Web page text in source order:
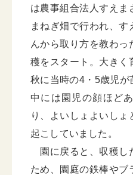
は農事組合法人すえま
まねぎ畑で行われ、す
んから取り方を教わっ
穫をスタート。大きく
秋に当時の4・5歳児が
中には園児の顔ほど
り、よいしょよいしょ
起こしていました。
園に戻ると、収穫し
ため、園庭の鉄棒やブ